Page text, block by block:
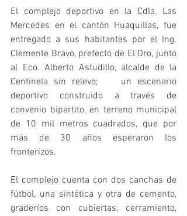
El complejo deportivo en la Cdla. Las
Mercedes en el cantón Huaquillas, fue
entregado a sus habitantes por el Ing.
Clemente Bravo, prefecto de El Oro, junto
al Eco. Alberto Astudillo, alcalde de la
Centinela sin relevo;    un escenario
deportivo construido a través de
convenio bipartito, en terreno municipal
de 10 mil metros cuadrados, que por
más de 30 años esperaron los
fronterizos.
El complejo cuenta con dos canchas de
fútbol, una sintética y otra de cemento,
graderíos con cubiertas, cerramiento,